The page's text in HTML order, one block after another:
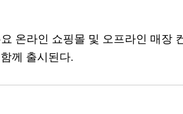
요 온라인 쇼핑몰 및 오프라인 매장
께 출시된다.